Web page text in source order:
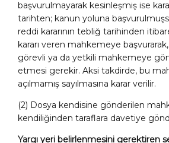
başvurulmayarak kesinleşmiş ise
tarihten; kanun yoluna
reddi kararının tebliğ tarihinden
kararı veren mahkemeye başvurarak,
görevli ya da yetkili mahkemeye
etmesi gerekir. Aksi takdirde, bu
açılmamış sayılmasına karar verilir.
(2) Dosya kendisine gönderilen
kendiliğinden taraflara davetiye
Yargı yeri belirlenmesini gerektiren